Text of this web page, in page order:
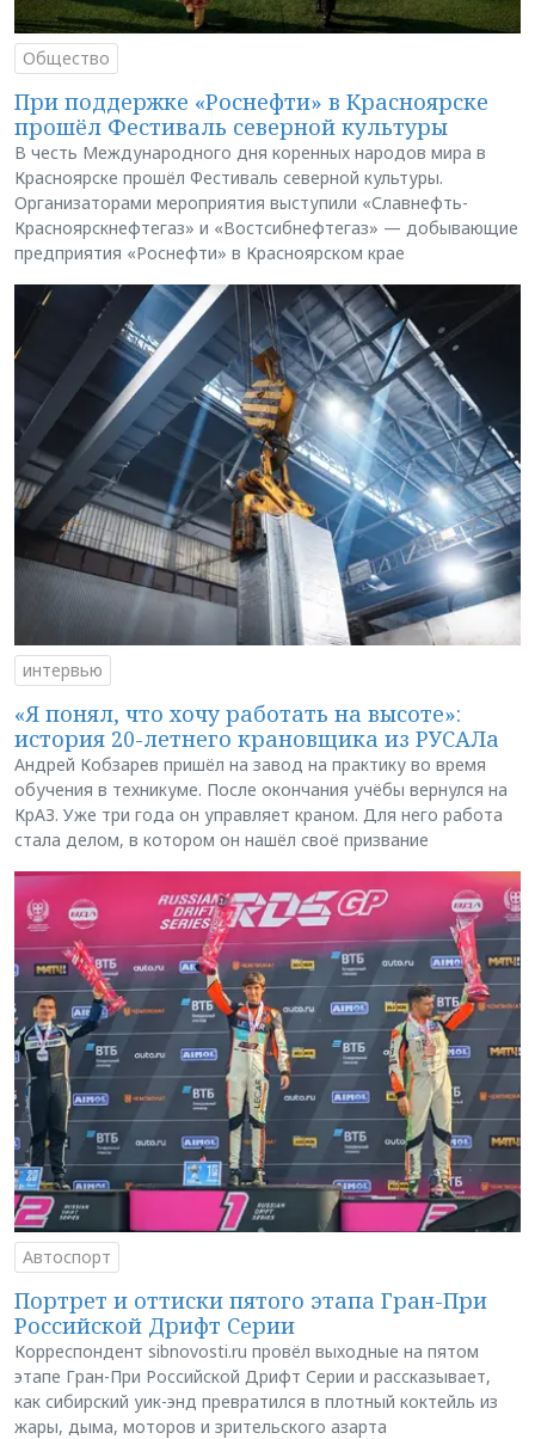
Общество
При поддержке «Роснефти» в Красноярске
прошёл Фестиваль северной культуры
В честь Международного дня коренных народов мира в
Красноярске прошёл Фестиваль северной культуры.
Организаторами мероприятия выступили «Славнефть-
Красноярскнефтегаз» и «Востсибнефтегаз» — добывающие
предприятия «Роснефти» в Красноярском крае
интервью
«Я понял, что хочу работать на высоте»:
история 20-летнего крановщика из РУСАЛа
Андрей Кобзарев пришёл на завод на практику во время
обучения в техникуме. После окончания учёбы вернулся на
КрАЗ. Уже три года он управляет краном. Для него работа
стала делом, в котором он нашёл своё призвание
Автоспорт
Портрет и оттиски пятого этапа Гран-При
Российской Дрифт Серии
Корреспондент sibnovosti.ru провёл выходные на пятом
этапе Гран-При Российской Дрифт Серии и рассказывает,
как сибирский уик-энд превратился в плотный коктейль из
жары, дыма, моторов и зрительского азарта